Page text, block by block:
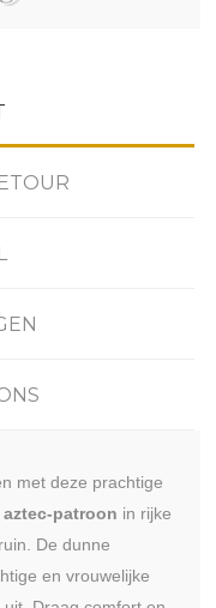
met deze prachtige
aztec-patroon in rijke
De dunne
en vrouwelijke